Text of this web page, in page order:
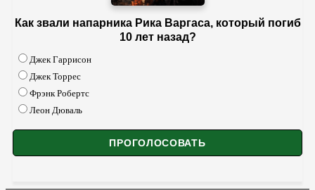
Как звали напарника Рика Варгаса, который погиб
10 лет назад?
Джек Гаррисон
Джек Торрес
Фрэнк Робертс
Леон Дюваль